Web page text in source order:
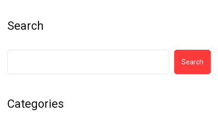
Search
Search
Categories